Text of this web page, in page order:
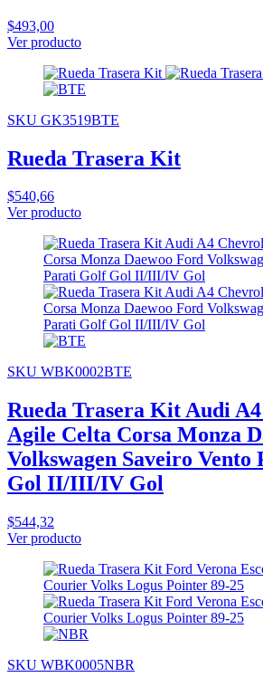
$493,00
Ver producto
SKU GK3519BTE
Rueda Trasera Kit
$540,66
Ver producto
SKU WBK0002BTE
Rueda Trasera Kit Audi
Agile Celta Corsa Monza
Volkswagen Saveiro
Gol II/III/IV Gol
$544,32
Ver producto
SKU WBK0005NBR